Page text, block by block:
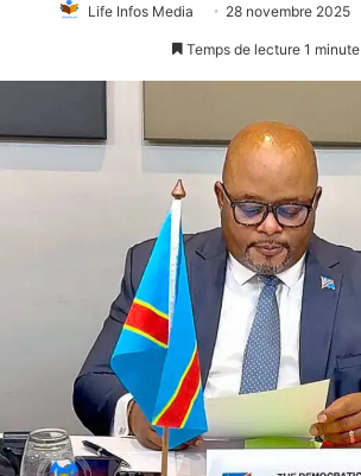
Life Infos Media 28 novembre 2025
Temps de lecture 1 minute